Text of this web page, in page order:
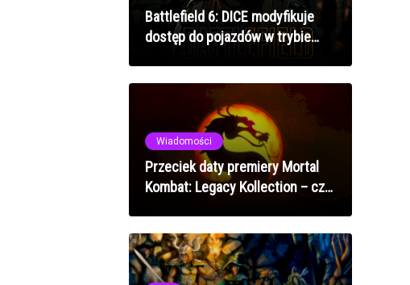
Battlefield 6: DICE modyfikuje
dostęp do pojazdów w trybie
Breakthrough, by wyrównać
Wiadomości
Przeciek daty premiery Mortal
Kombat: Legacy Kollection – czy